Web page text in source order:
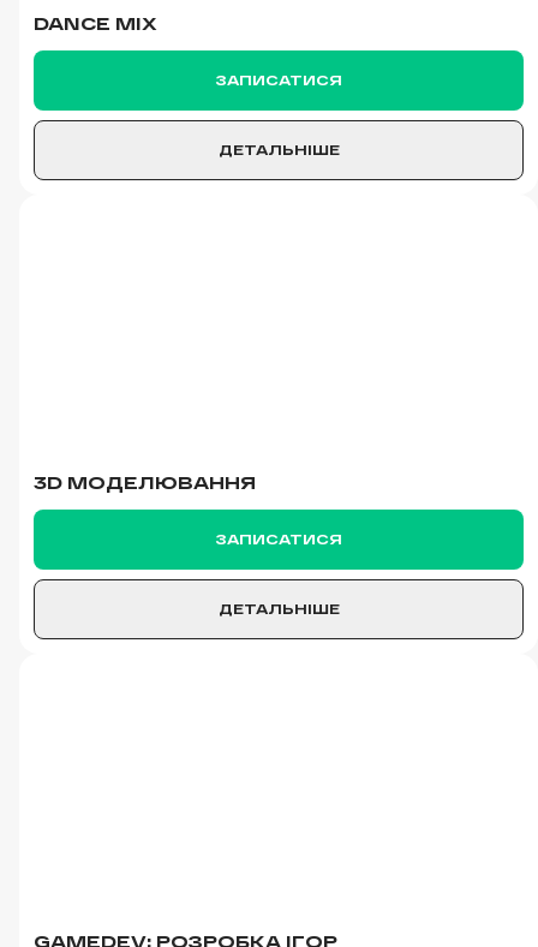
DANCE MIX
ЗАПИСАТИСЯ
ДЕТАЛЬНІШЕ
3D МОДЕЛЮВАННЯ
ЗАПИСАТИСЯ
ДЕТАЛЬНІШЕ
GAMEDEV: РОЗРОБКА ІГОР